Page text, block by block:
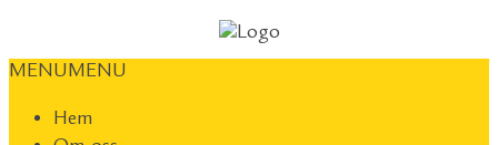
MENUMENU
Hem